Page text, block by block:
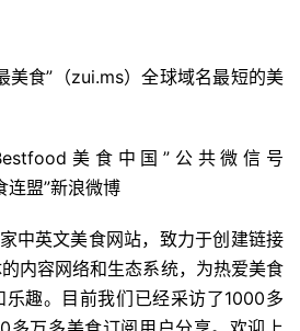
美食”（zui.ms）全球域名最短的美
美食中国”公共微信号
连盟”新浪微博
英文美食网站，致力于创建链接
内容网络和生态系统，为热爱美食
乐趣。目前我们已经采访了1000多